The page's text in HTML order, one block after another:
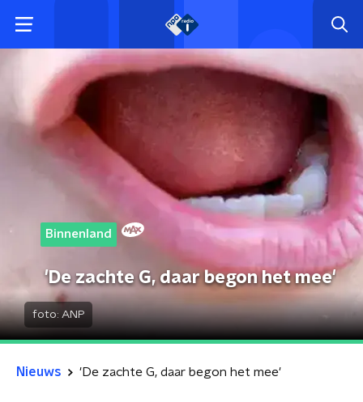
Binnenland
'De zachte G, daar begon het mee'
foto: ANP
Nieuws 'De zachte G, daar begon het mee'